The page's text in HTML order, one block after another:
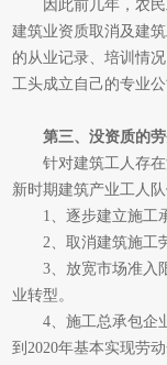
因此前几年，农民
建筑业资质取消及建
的从业记录、培训情
工头成立自己的专业
第三、没资质的劳
针对建筑工人存在
新时期建筑产业工人
1、逐步建立施工承
2、取消建筑施工劳
3、放宽市场准入限
业转型。
4、施工总承包企业
到2020年基本实现劳动